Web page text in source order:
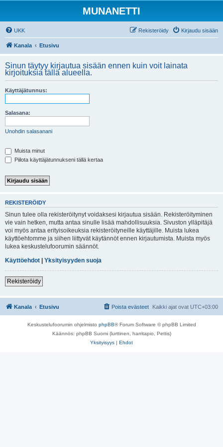
MUNANETTI
UKK Kirjaudu sisään
Rekisteröidy
Kanala Etusivu
Sinun täytyy kirjautua sisään ennen kuin voit lainata
kirjoituksia tällä alueella.
Käyttäjätunnus:
Salasana:
Unohdin salasanani
Muista minut
Piilota käyttäjätunnukseni tällä kertaa
REKISTERÖIDY
Sinun tulee olla rekisteröitynyt voidaksesi kirjautua sisään. Rekisteröityminen
vie vain hetken, mutta antaa sinulle lisää mahdollisuuksia. Sivuston ylläpitäjä
voi myös antaa erityisoikeuksia rekisteröityneille käyttäjille. Muista lukea
käyttöehtomme ja siihen liittyvät käytännöt ennen kirjautumista. Muista myös
lukea keskustelufoorumin säännöt.
Käyttöehdot | Yksityisyyden suoja
Rekisteröidy
Kanala Etusivu Kaikki ajat ovat UTC+03:00
Poista evästeet
Keskustelufoorumin ohjelmisto phpBB® Forum Software © phpBB Limited
Käännös: phpBB Suomi (lurttinen, harritapio, Pettis)
Yksityisyys | Ehdot